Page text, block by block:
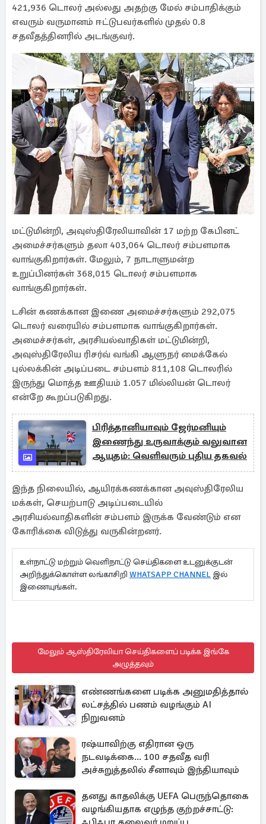
421,936 டொலர் அல்லது அதற்கு மேல் சம்பாதிக்கும்
எவரும் வருமானம் ஈட்டுபவர்களில் முதல் 0.8
சதவீதத்தினரில் அடங்குவர்.
மட்டுமின்றி, அவுஸ்திரேலியாவின் 17 மற்ற கேபினட்
அமைச்சர்களும் தலா 403,064 டொலர் சம்பளமாக
வாங்குகிறார்கள். மேலும், 7 நாடாளுமன்ற
உறுப்பினர்கள் 368,015 டொலர் சம்பளமாக
வாங்குகிறார்கள்.
டசின் கணக்கான இணை அமைச்சர்களும் 292,075
டொலர் வரையில் சம்பளமாக வாங்குகிறார்கள்.
அமைச்சர்கள், அரசியல்வாதிகள் மட்டுமின்றி,
அவுஸ்திரேலிய ரிசர்வ் வங்கி ஆளுநர் மைக்கேல்
புல்லக்கின் அடிப்படை சம்பளம் 811,108 டொலரில்
இருந்து மொத்த ஊதியம் 1.057 மில்லியன் டொலர்
என்றே கூறப்படுகிறது.
பிரித்தானியாவும் ஜேர்மனியும்
இணைந்து உருவாக்கும் வலுவான
ஆயுதம்: வெளிவரும் புதிய தகவல்
இந்த நிலையில், ஆயிரக்கணக்கான அவுஸ்திரேலிய
மக்கள், செயற்பாடு அடிப்படையில்
அரசியல்வாதிகளின் சம்பளம் இருக்க வேண்டும் என
கோரிக்கை விடுத்து வருகின்றனர்.
உள்நாட்டு மற்றும் வெளிநாட்டு செய்திகளை உடனுக்குடன்
அறிந்துக்கொள்ள லங்காசிறி WHATSAPP CHANNEL இல்
இணையுங்கள்.
மேலும் ஆஸ்திரேலியா செய்திகளைப் படிக்க இங்கே
அழுத்தவும்
எண்ணங்களை படிக்க அனுமதித்தால்
லட்சத்தில் பணம் வழங்கும் AI
நிறுவனம்
ரஷ்யாவிற்கு எதிரான ஒரு
நடவடிக்கை... 100 சதவீத வரி
அச்சுறுத்தலில் சீனாவும் இந்தியாவும்
தனது காதலிக்கு UEFA பெருந்தொகை
வழங்கியதாக எழுந்த குற்றச்சாட்டு: